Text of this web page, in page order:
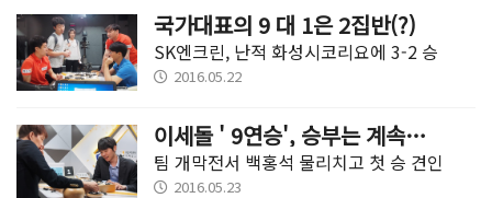
국가대표의 9 대 1은 2집반(?)
SK엔크린, 난적 화성시코리요에 3-2 승
2016.05.22
이세돌 ' 9연승', 승부는 계속된다!
팀 개막전서 백홍석 물리치고 첫 승 견인
2016.05.23